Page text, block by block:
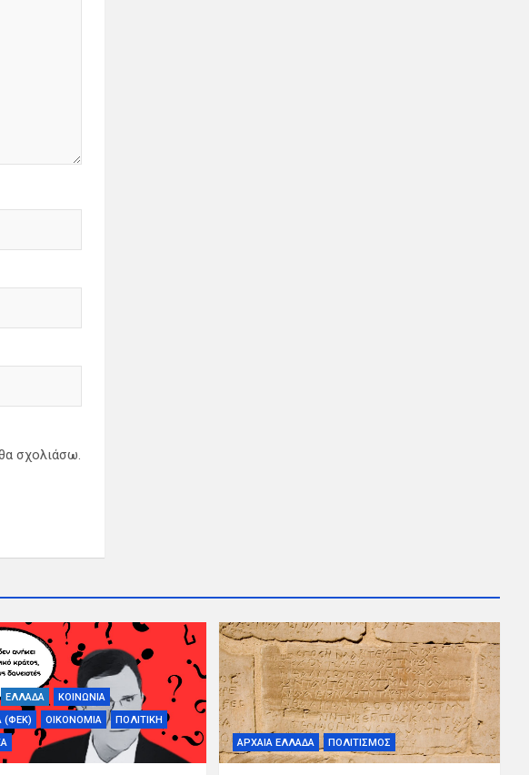
σχολιάσω.
ΕΛΛΑΔΑ
ΚΟΙΝΩΝΙΑ
(ΦΕΚ)
ΟΙΚΟΝΟΜΙΑ
ΠΟΛΙΤΙΚΗ
ΑΡΧΑΙΑ ΕΛΛΑΔΑ ΠΟΛΙΤΙΣΜΟΣ